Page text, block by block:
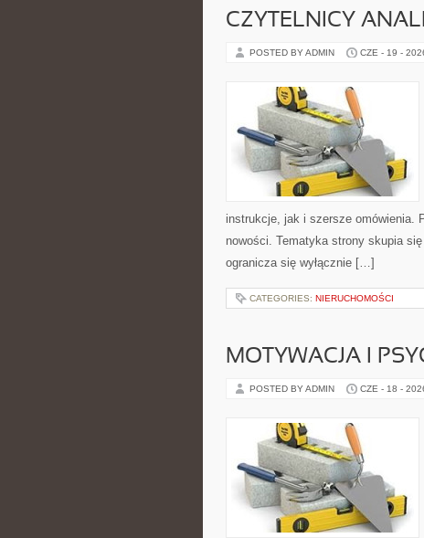
CZYTELNICY
POSTED BY ADMIN CZE - 19 -
instrukcje, jak i szersze omówienia.
nowości. Tematyka strony skupia
ogranicza się wyłącznie […]
CATEGORIES: NIERUCHOMOŚCI
MOTYWACJA I
POSTED BY ADMIN CZE - 18 -